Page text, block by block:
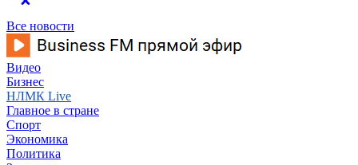
Все новости
Видео
Бизнес
НЛМК Live
Главное в стране
Спорт
Экономика
Политика